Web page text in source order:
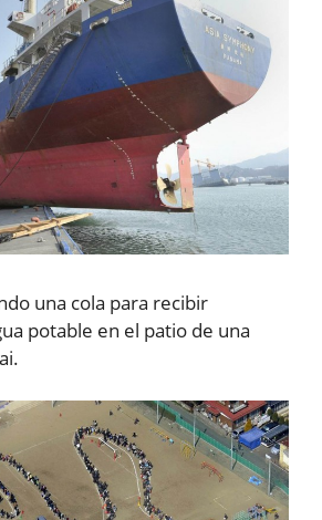
una cola para recibir
potable en el patio de una